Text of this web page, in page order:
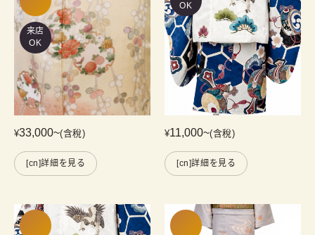
来店
OK
¥33,000~(含稅)
[cn]詳細を見る
OK
¥11,000~(含稅)
[cn]詳細を見る